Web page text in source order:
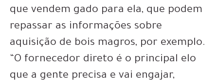
que vendem gado para ela, que podem
repassar as informações sobre
aquisição de bois magros, por exemplo.
“O fornecedor direto é o principal elo
que a gente precisa e vai engajar,